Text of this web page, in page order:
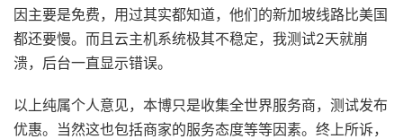
因主要是免费，用过其实都知道，他们的新加坡线路比美国
都还要慢。而且云主机系统极其不稳定，我测试2天就崩
溃，后台一直显示错误。
以上纯属个人意见，本博只是收集全世界服务商，测试发布
优惠。当然这也包括商家的服务态度等等因素。终上所诉，